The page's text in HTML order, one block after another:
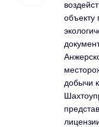
объекту
добычи